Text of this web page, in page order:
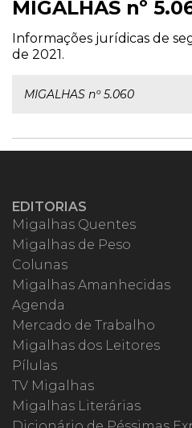
MIGALHAS nº
Informações jurídicas de
de 2021.
MIGALHAS nº 5.060
EDITORIAS
Migalhas Quentes
Migalhas de Peso
Colunas
Migalhas Amanhecidas
Agenda
Mercado de Trabalho
Migalhas dos Leitores
Pílulas
TV Migalhas
Migalhas Literárias